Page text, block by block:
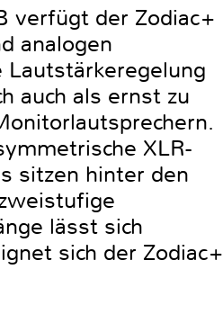
verfügt der Zodiac+
analogen
Lautstärkeregelung
auch als ernst zu
XLR-
sitzen hinter den
lässt sich
sich der Zodiac+